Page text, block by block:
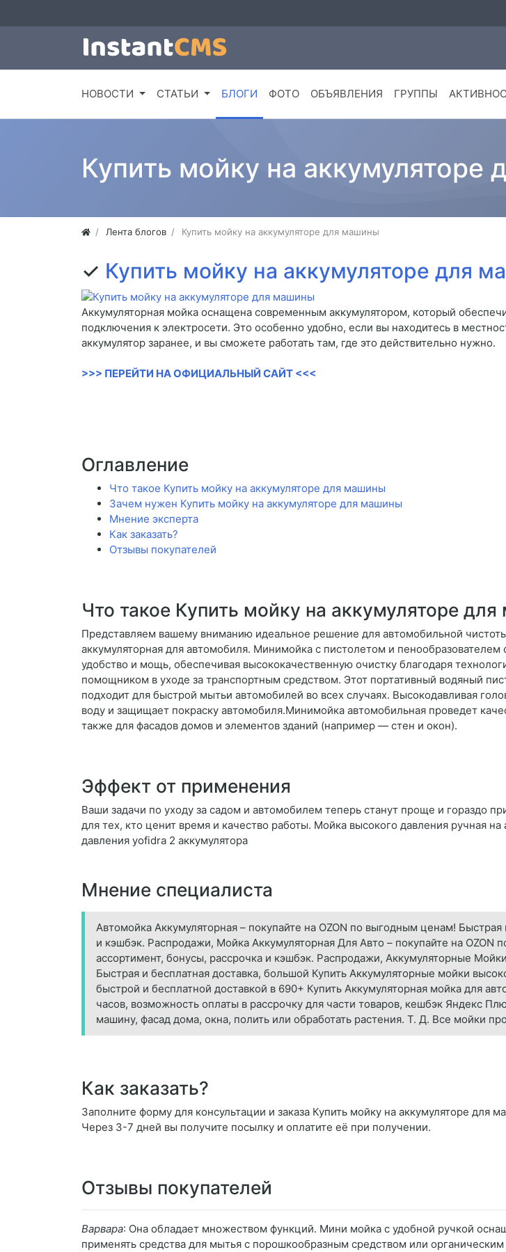
НОВОСТИ СТАТЬИ БЛОГИ ФОТО ОБЪЯВЛЕНИЯ ГРУППЫ
Купить мойку на аккумуляторе
Лента блогов Купить мойку на аккумуляторе для машины
✓ Купить мойку на аккумуляторе для
Аккумуляторная мойка оснащена современным аккумулятором, который
подключения к электросети. Это особенно удобно, если вы находитесь в
аккумулятор заранее, и вы сможете работать там, где это действительно нужно.
>>> ПЕРЕЙТИ НА ОФИЦИАЛЬНЫЙ САЙТ <<<
Оглавление
Что такое Купить мойку на аккумуляторе для машины
Зачем нужен Купить мойку на аккумуляторе для машины
Мнение эксперта
Как заказать?
Отзывы покупателей
Что такое Купить мойку на аккумуляторе
Представляем вашему вниманию идеальное решение для автомобильной
аккумуляторная для автомобиля. Минимойка с пистолетом и пенообразователем
удобство и мощь, обеспечивая высококачественную очистку благодаря
помощником в уходе за транспортным средством. Этот портативный водяный
подходит для быстрой мытьи автомобилей во всех случаях. Высокодавливая
воду и защищает покраску автомобиля.Минимойка автомобильная проведет
также для фасадов домов и элементов зданий (например — стен и окон).
Эффект от применения
Ваши задачи по уходу за садом и автомобилем теперь станут проще и гораздо
для тех, кто ценит время и качество работы. Мойка высокого давления ручная
давления yofidra 2 аккумулятора
Мнение специалиста
Автомойка Аккумуляторная – покупайте на OZON по выгодным ценам!
и кэшбэк. Распродажи, Мойка Аккумуляторная Для Авто – покупайте на
ассортимент, бонусы, рассрочка и кэшбэк. Распродажи, Аккумуляторные
Быстрая и бесплатная доставка, большой Купить Аккумуляторные мойки
быстрой и бесплатной доставкой в 690+ Купить Аккумуляторная мойка для
часов, возможность оплаты в рассрочку для части товаров, кешбэк Яндекс
машину, фасад дома, окна, полить или обработать растения. Т. Д. Все мойки
Как заказать?
Заполните форму для консультации и заказа Купить мойку на аккумуляторе для
Через 3-7 дней вы получите посылку и оплатите её при получении.
Отзывы покупателей
Варвара: Она обладает множеством функций. Мини мойка с удобной ручкой
применять средства для мытья с порошкообразным средством или